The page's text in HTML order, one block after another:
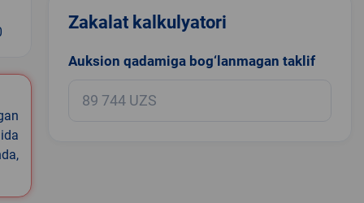
Zakalat kalkulyatori
Auksion qadamiga bog‘lanmagan taklif